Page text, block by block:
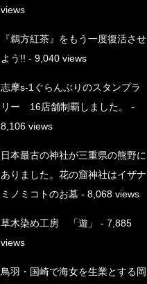
views
『鵜方紅茶』をもう一度復活させ
よう!! - 9,040 views
志摩s-1ぐらんぷりのスタンプラ
リー 16店舗制覇しました。
-
8,106 views
日本最古の神社が三重県の熊野に
ありました。花の窟神社はイザナ
ミノミコトのお墓- 8,068 views
草木染め工房 「遊」
- 7,885
views
鳥羽・国崎で海女を生業とする岡